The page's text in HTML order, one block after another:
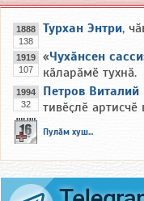
1888
138
Турхан Энтри,
1919
107
«Чухӑнсен сасси
кӑларӑмӗ тухнӑ.
1994
32
Петров Виталий
тивӗҫлӗ артисчӗ
Пулӑм хуш...